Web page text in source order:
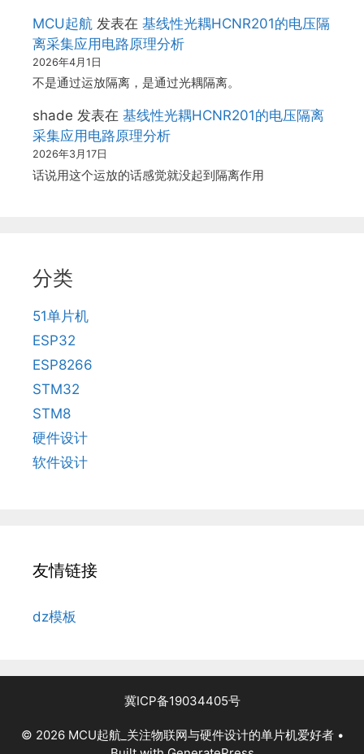
MCU起航 发表在 基线性光耦HCNR201的电压隔
离采集应用电路原理分析
2026年4月1日
不是通过运放隔离，是通过光耦隔离。
shade 发表在 基线性光耦HCNR201的电压隔离
采集应用电路原理分析
2026年3月17日
话说用这个运放的话感觉就没起到隔离作用
分类
51单片机
ESP32
ESP8266
STM32
STM8
硬件设计
软件设计
友情链接
dz模板
冀ICP备19034405号
© 2026 MCU起航_关注物联网与硬件设计的单片机爱好者•